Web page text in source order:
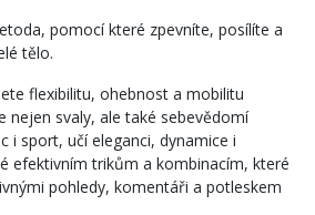
pomocí které zpevníte, posílíte a
tělo.
flexibilitu, ohebnost a mobilitu
nejen svaly, ale také sebevědomí
i sport, učí eleganci, dynamice i
efektivním trikům a kombinacím, které
pohledy, komentáři a potleskem